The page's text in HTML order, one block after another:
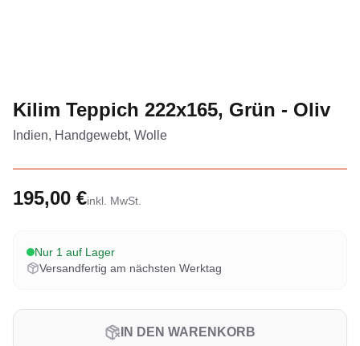
Kilim Teppich 222x165, Grün - Oliv
Indien, Handgewebt, Wolle
195,00 €inkl. MwSt.
Nur 1 auf Lager
Versandfertig am nächsten Werktag
IN DEN WARENKORB